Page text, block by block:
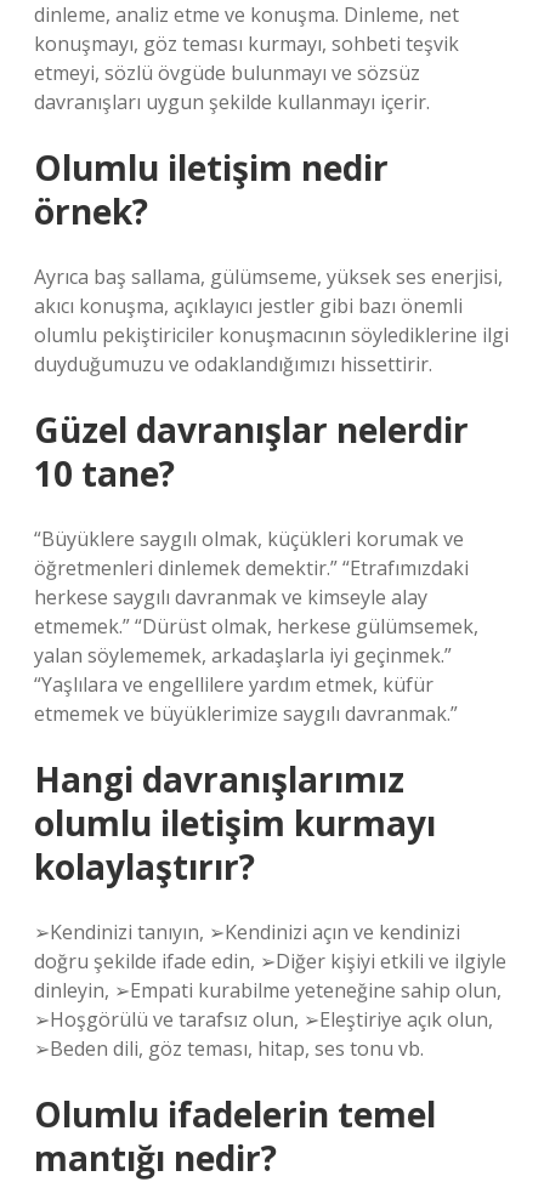
dinleme, analiz etme ve konuşma. Dinleme, net
konuşmayı, göz teması kurmayı, sohbeti teşvik
etmeyi, sözlü övgüde bulunmayı ve sözsüz
davranışları uygun şekilde kullanmayı içerir.
Olumlu iletişim nedir
örnek?
Ayrıca baş sallama, gülümseme, yüksek ses enerjisi,
akıcı konuşma, açıklayıcı jestler gibi bazı önemli
olumlu pekiştiriciler konuşmacının söylediklerine ilgi
duyduğumuzu ve odaklandığımızı hissettirir.
Güzel davranışlar nelerdir
10 tane?
“Büyüklere saygılı olmak, küçükleri korumak ve
öğretmenleri dinlemek demektir.” “Etrafımızdaki
herkese saygılı davranmak ve kimseyle alay
etmemek.” “Dürüst olmak, herkese gülümsemek,
yalan söylememek, arkadaşlarla iyi geçinmek.”
“Yaşlılara ve engellilere yardım etmek, küfür
etmemek ve büyüklerimize saygılı davranmak.”
Hangi davranışlarımız
olumlu iletişim kurmayı
kolaylaştırır?
➢Kendinizi tanıyın, ➢Kendinizi açın ve kendinizi
doğru şekilde ifade edin, ➢Diğer kişiyi etkili ve ilgiyle
dinleyin, ➢Empati kurabilme yeteneğine sahip olun,
➢Hoşgörülü ve tarafsız olun, ➢Eleştiriye açık olun,
➢Beden dili, göz teması, hitap, ses tonu vb.
Olumlu ifadelerin temel
mantığı nedir?